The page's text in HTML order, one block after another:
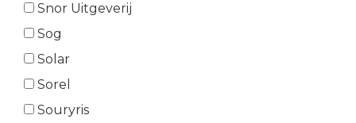
Snor Uitgeverij
Sog
Solar
Sorel
Souryris